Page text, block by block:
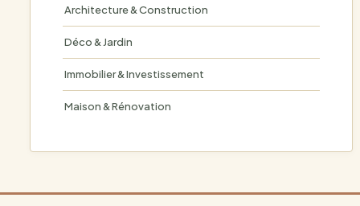
Architecture & Construction
Déco & Jardin
Immobilier & Investissement
Maison & Rénovation